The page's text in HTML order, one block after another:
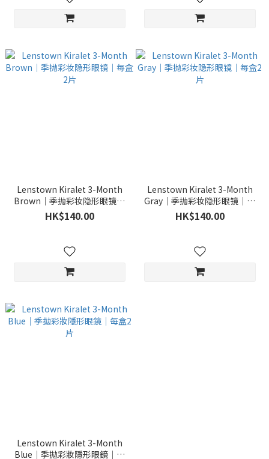
Lenstown Kiralet 3-Month
Brown｜季抛彩妆隐形眼镜｜
每盒2片
HK$140.00
Lenstown Kiralet 3-Month
Gray｜季抛彩妆隐形眼镜｜每
盒2片
HK$140.00
Lenstown Kiralet 3-Month
Blue｜季拋彩妝隱形眼鏡｜每